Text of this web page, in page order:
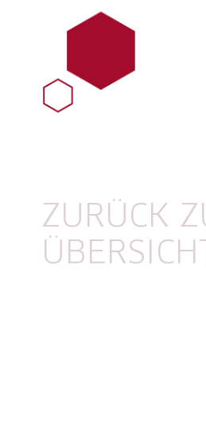
ZURÜCK
ÜBERSICHT